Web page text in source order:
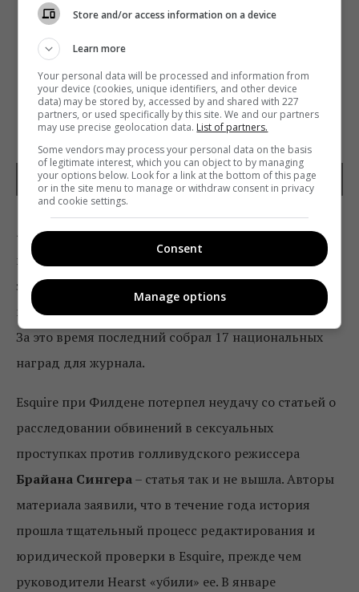
Леонардо Ди Каприо. Фото: Instagram
49-летний Джей Филден находился на посту
главреда издания три года – с мая 2016-го. Он
заменил на этом посту
который возглавлял журнал на протяжении 19 лет.
За это время последний собрал 17 национальных
наград для журнала.
Esquire при Филдене потерпел неудачу со статьей о
расследовании обвинений в сексуальных
проступках против голливудского режиссера
Брайана Сингера– статья так и не вышла. Авторы
материала заявили, что в течение года история
прошла тщательный процесс редактирования и
юридической проверки в Esquire, прежде чем
руководители Hearst «убили» ее. В январе
Store and/or access information on a device
Learn more
Your personal data will be processed and information from
your device (cookies, unique identifiers, and other device
data) may be stored by, accessed by and shared with 227
partners, or used specifically by this site. We and our partners
may use precise geolocation data. List of partners.
Some vendors may process your personal data on the basis
of legitimate interest, which you can object to by managing
your options below. Look for a link at the bottom of this page
or in the site menu to manage or withdraw consent in privacy
and cookie settings.
Consent
Manage options